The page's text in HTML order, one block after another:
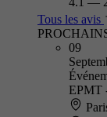
Tous les avis
09
EPMT